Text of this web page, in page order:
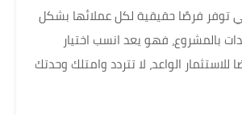
توفر فرصًا حقيقية لكل عملائها بشكل
بالمشروع، فهو يعد انسب اختيار
للاستثمار الواعد، لا تتردد وامتلك وحدتك